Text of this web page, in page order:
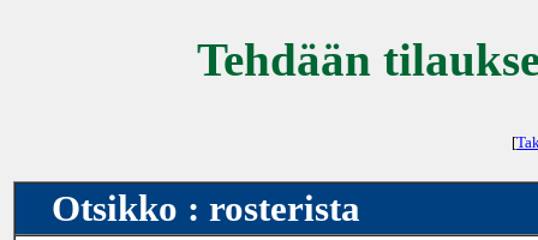
Tehdään
[
Otsikko : rosterista